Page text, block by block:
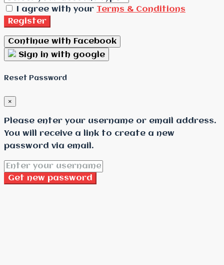
I agree with your Terms & Conditions
Register
Continue with Facebook
Sign in with google
Reset Password
×
Please enter your username or email address.
You will receive a link to create a new
password via email.
Get new password